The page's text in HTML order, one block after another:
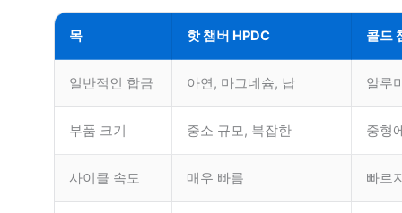
목 핫 챔버 HPDC 콜드
일반적인 합금 아연, 마그네슘, 납 알루
부품 크기 중소 규모, 복잡한 중형
사이클 속도 매우 빠름 빠르